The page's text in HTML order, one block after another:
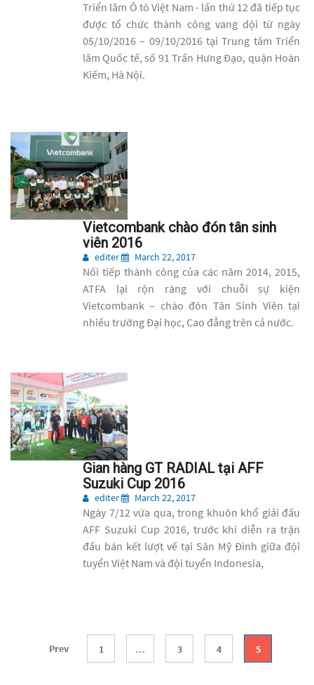
Triển lãm Ô tô Việt Nam - lần thứ 12 đã tiếp tục
được tổ chức thành công vang dội từ ngày
05/10/2016 – 09/10/2016 tại Trung tâm Triển
lãm Quốc tế, số 91 Trần Hưng Đạo, quận Hoàn
Kiếm, Hà Nội.
Vietcombank chào đón tân sinh
viên 2016
editer March 22, 2017
Nối tiếp thành công của các năm 2014, 2015,
ATFA lại rộn ràng với chuỗi sự kiện
Vietcombank – chào đón Tân Sinh Viên tại
nhiều trường Đại học, Cao đẳng trên cả nước.
Gian hàng GT RADIAL tại AFF
Suzuki Cup 2016
editer March 22, 2017
Ngày 7/12 vừa qua, trong khuôn khổ giải đấu
AFF Suzuki Cup 2016, trước khi diễn ra trận
đấu bán kết lượt về tại Sân Mỹ Đình giữa đội
tuyển Việt Nam và đội tuyển Indonesia,
Prev 1 … 3 4 5